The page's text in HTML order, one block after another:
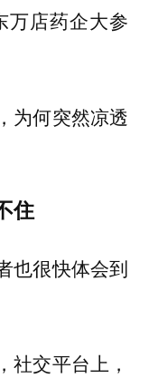
万店药企大参
为何突然凉透
住
也很快体会到
社交平台上，